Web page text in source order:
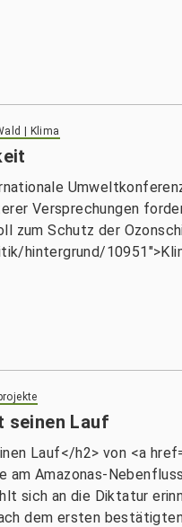
| Klima
Versprechungen
zum Schutz der
hintergrund/
seinen Lauf
Lauf</h2> von <a
am Amazonas-
sich an die Diktatur
dem ersten